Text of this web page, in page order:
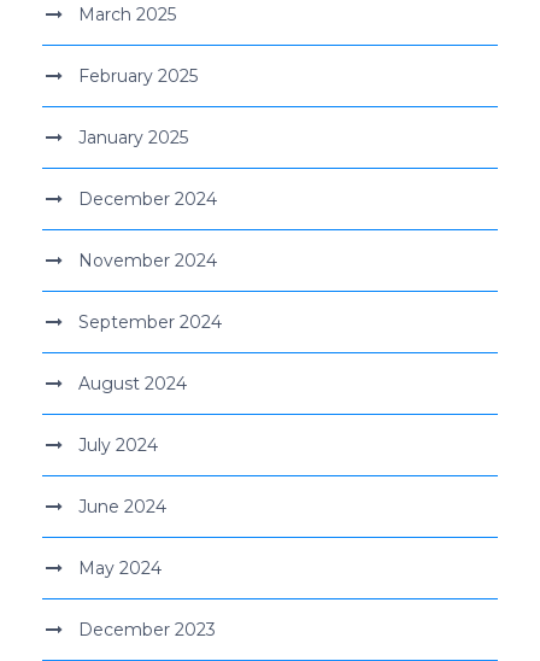
March 2025
February 2025
January 2025
December 2024
November 2024
September 2024
August 2024
July 2024
June 2024
May 2024
December 2023